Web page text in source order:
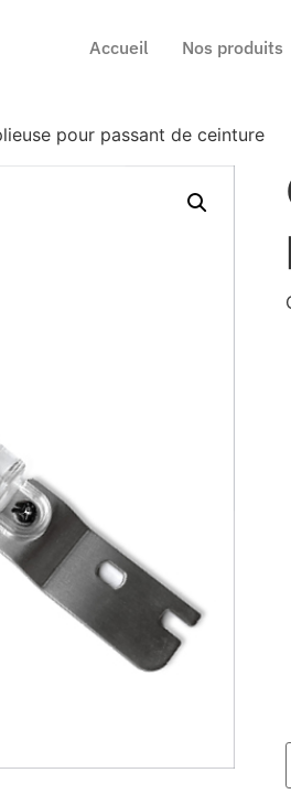
Accueil Nos produits
pour passant de ceinture